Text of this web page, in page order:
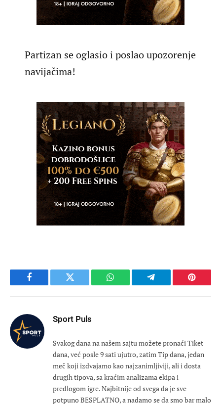
Partizan se oglasio i poslao upozorenje
navijačima!
Facebook Twitter WhatsApp Telegram
Sport Puls
Svakog dana na našem sajtu možete pronaći Tiket
dana, već posle 9 sati ujutro, zatim Tip dana, jedan
meč koji izdvajamo kao najzanimljiviji, ali i dosta
drugih tipova, sa kraćim analizama ekipa i
predlogom igre. Najbitnije od svega da je sve
potpuno BESPLATNO, a nadamo se da smo bar malo